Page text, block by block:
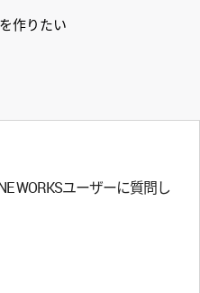
作りたい
WORKSユーザーに質問し